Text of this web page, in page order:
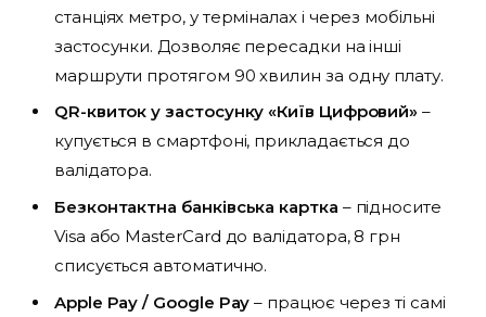
станціях метро, у терміналах і через мобільні
застосунки. Дозволяє пересадки на інші
маршрути протягом 90 хвилин за одну плату.
QR-квиток у застосунку «Київ Цифровий» –
купується в смартфоні, прикладається до
валідатора.
Безконтактна банківська картка – підносите
Visa або MasterCard до валідатора, 8 грн
списується автоматично.
Apple Pay / Google Pay – працює через ті самі